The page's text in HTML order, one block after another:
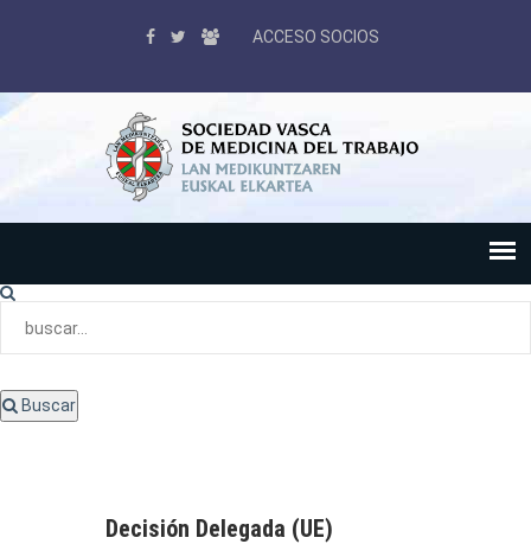
ACCESO SOCIOS
Buscar
Decisión Delegada (UE)